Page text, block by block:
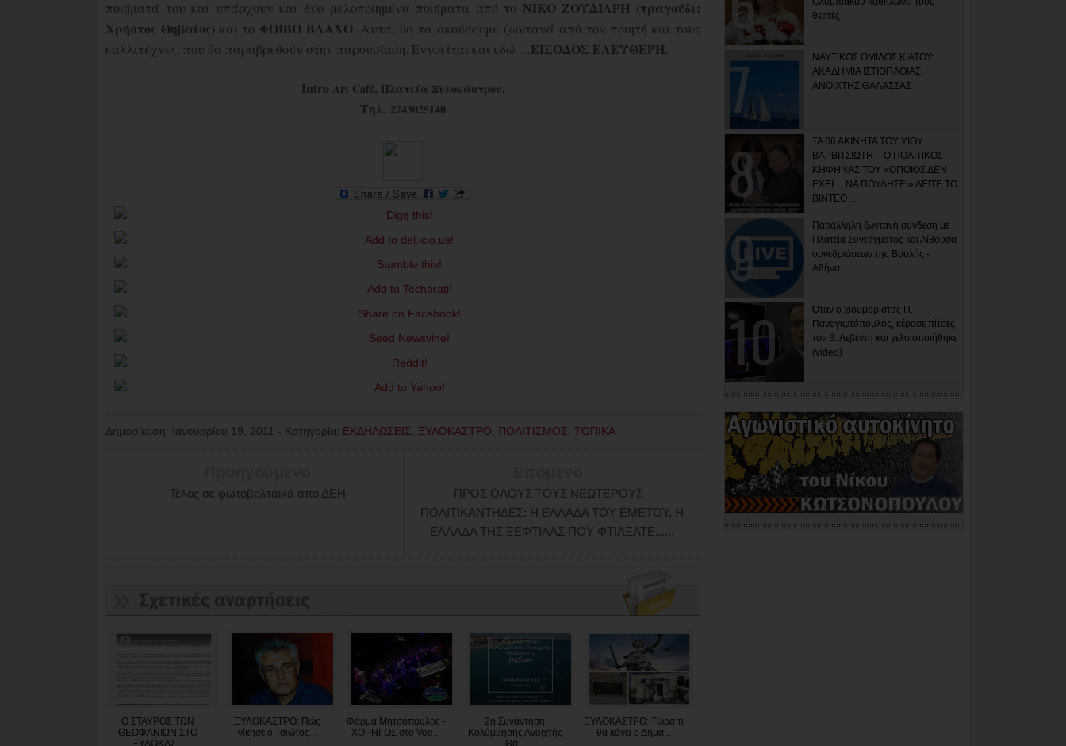
ποιήματά του και υπάρχουν και δύο μελοποιημένα ποιήματα από το ΝΙΚΟ ΖΟΥΔΙΑΡΗ (τραγούδι:
Χρήστος Θηβαίος) και το ΦΟΙΒΟ ΒΛΑΧΟ . Αυτά, θα τα ακούσουμε ζωντανά από τον ποιητή και τους
καλλιτέχνες, που θα παραβρεθούν στην παρουσίαση. Εννοείται και εδώ … ΕΙΣΟΔΟΣ ΕΛΕΥΘΕΡΗ.
Intro Art Café, Πλατεία Ξυλοκάστρου.
Τηλ. 2743025140
Δημοσίευση: Ιανουαρίου 19, 2011 - Κατηγορία: ΕΚΔΗΛΩΣΕΙΣ ΞΥΛΟΚΑΣΤΡΟ ΠΟΛΙΤΙΣΜΟΣ ΤΟΠΙΚΑ
ΠΡΟΣ ΟΛΟΥΣ ΤΟΥΣ ΝΕΩΤΕΡΟΥΣ
ΠΟΛΙΤΙΚΑΝΤΗΔΕΣ: Η ΕΛΛΑΔΑ ΤΟΥ ΕΜΕΤΟΥ, Η
ΕΛΛΑΔΑ ΤΗΣ ΞΕΦΤΙΛΑΣ ΠΟΥ ΦΤΙΑΞΑΤΕ......
Τέλος σε φωτοβολταϊκά από ΔΕΗ
Ο ΣΤΑΥΡΟΣ ΤΩΝ
ΘΕΟΦΑΝΙΩΝ ΣΤΟ
ΞΥΛΟΚΑΣ...
ΞΥΛΟΚΑΣΤΡΟ: Πώς
νίκησε ο Τσιώτος...
Φάρμα Μητσόπουλος -
ΧΟΡΗΓΟΣ στο Voe...
2η Συνάντηση
Κολύμβησης Ανοιχτής
Θα...
ΞΥΛΟΚΑΣΤΡΟ: Τώρα τι
θα κάνει ο Δήμα...
θεατές
ΝΑΥΤΙΚΟΣ ΟΜΙΛΟΣ ΚΙΑΤΟΥ:
ΑΚΑΔΗΜΙΑ ΙΣΤΙΟΠΛΟΙΑΣ
ΑΝΟΙΧΤΗΣ ΘΑΛΑΣΣΑΣ
ΤΑ 66 ΑΚΙΝΗΤΑ ΤΟΥ ΥΙΟΥ
ΒΑΡΒΙΤΣΙΩΤΗ – Ο ΠΟΛΙΤΙΚΟΣ
ΚΗΦΗΝΑΣ ΤΟΥ «ΟΠΟΙΟΣ ΔΕΝ
ΕΧΕΙ… ΝΑ ΠΟΥΛΗΣΕΙ» ΔΕΙΤΕ ΤΟ
ΒΙΝΤΕΟ…
Παράλληλη ζωντανή σύνδεση με
Πλατεία Συντάγματος και Αίθουσα
συνεδριάσεων της Βουλής -
Αθήνα
Όταν ο χιουμορίστας Π.
Παναγιωτόπουλος, κέρασε πίτσες
τον Β. Λεβέντη και γελοιοποιήθηκε
(video)